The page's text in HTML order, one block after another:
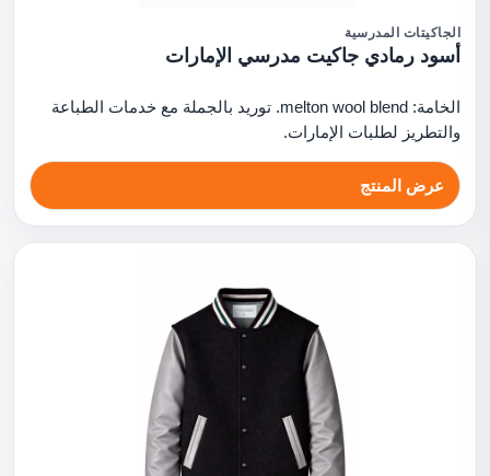
الجاكيتات المدرسية
أسود رمادي جاكيت مدرسي الإمارات
الخامة: melton wool blend. توريد بالجملة مع خدمات الطباعة
والتطريز لطلبات الإمارات.
عرض المنتج